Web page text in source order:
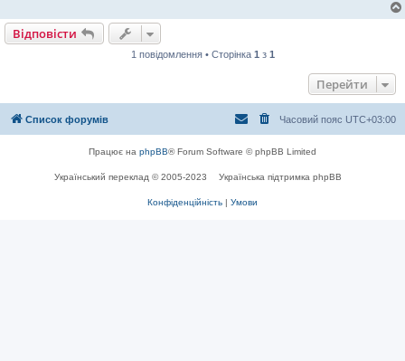
Відповісти
1 повідомлення • Сторінка 1 з 1
Перейти
Список форумів Часовий пояс UTC+03:00
Працює на phpBB® Forum Software © phpBB Limited
Український переклад © 2005-2023 Українська підтримка phpBB
Конфіденційність | Умови